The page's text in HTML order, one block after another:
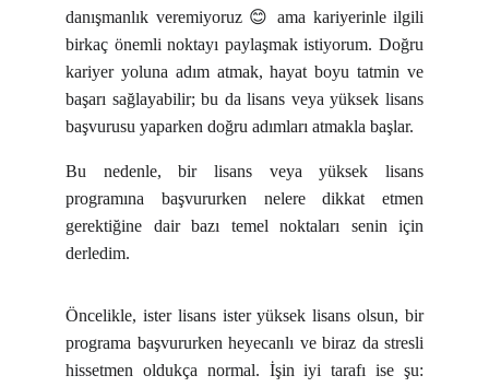
danışmanlık veremiyoruz 😊 ama kariyerinle ilgili
birkaç önemli noktayı paylaşmak istiyorum. Doğru
kariyer yoluna adım atmak, hayat boyu tatmin ve
başarı sağlayabilir; bu da lisans veya yüksek lisans
başvurusu yaparken doğru adımları atmakla başlar.
Bu nedenle, bir lisans veya yüksek lisans
programına başvururken nelere dikkat etmen
gerektiğine dair bazı temel noktaları senin için
derledim.
Öncelikle, ister lisans ister yüksek lisans olsun, bir
programa başvururken heyecanlı ve biraz da stresli
hissetmen oldukça normal. İşin iyi tarafı ise şu: